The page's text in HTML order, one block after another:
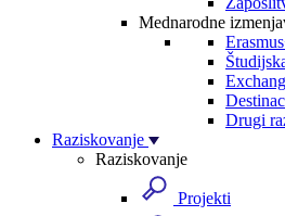
Mednarodne
Drugi
Raziskovanje
Raziskovanje
Projekti